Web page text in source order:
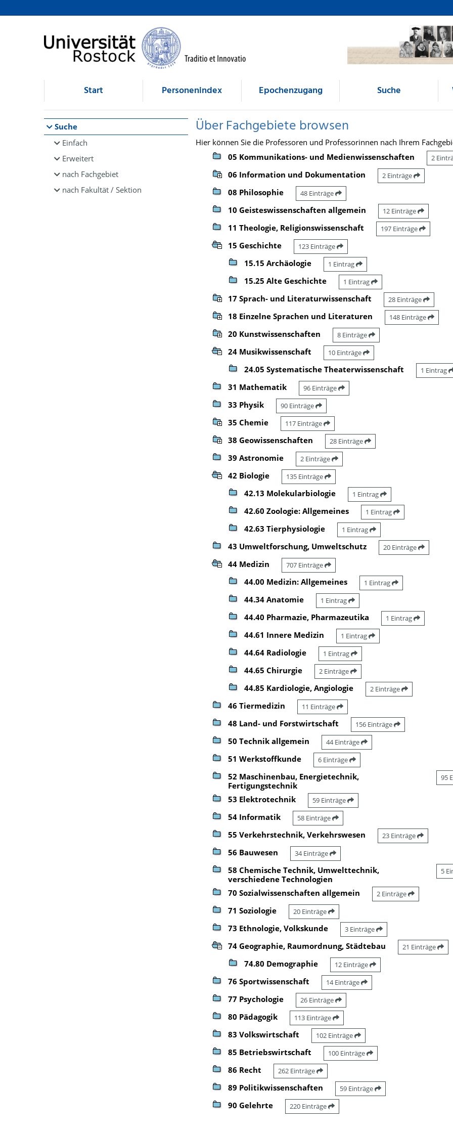
Browsen
direkt zum Inhalt
Start Personenindex Epochenzugang Suche
Suche
Einfach
Erweitert
nach Fachgebiet
nach Fakultät / Sektion
Über Fachgebiete browsen
Hier können Sie die Professoren und Professorinnen nach Ihrem
05 Kommunikations- und Medienwissenschaften
2
06 Information und Dokumentation 2 Einträge
08 Philosophie 48 Einträge
10 Geisteswissenschaften allgemein 12 Einträge
11 Theologie, Religionswissenschaft 197 Einträge
15 Geschichte 123 Einträge
15.15 Archäologie 1 Eintrag
15.25 Alte Geschichte 1 Eintrag
17 Sprach- und Literaturwissenschaft 28 Einträge
18 Einzelne Sprachen und Literaturen 148 Einträge
20 Kunstwissenschaften 8 Einträge
24 Musikwissenschaft 10 Einträge
24.05 Systematische Theaterwissenschaft 1 Eintrag
31 Mathematik 96 Einträge
33 Physik 90 Einträge
35 Chemie 117 Einträge
38 Geowissenschaften 28 Einträge
39 Astronomie 2 Einträge
42 Biologie 135 Einträge
42.13 Molekularbiologie 1 Eintrag
42.60 Zoologie: Allgemeines 1 Eintrag
42.63 Tierphysiologie 1 Eintrag
43 Umweltforschung, Umweltschutz 20 Einträge
44 Medizin 707 Einträge
44.00 Medizin: Allgemeines 1 Eintrag
44.34 Anatomie 1 Eintrag
44.40 Pharmazie, Pharmazeutika 1 Eintrag
44.61 Innere Medizin 1 Eintrag
44.64 Radiologie 1 Eintrag
44.65 Chirurgie 2 Einträge
44.85 Kardiologie, Angiologie 2 Einträge
46 Tiermedizin 11 Einträge
48 Land- und Forstwirtschaft 156 Einträge
50 Technik allgemein 44 Einträge
51 Werkstoffkunde 6 Einträge
52 Maschinenbau, Energietechnik,
Fertigungstechnik
95
53 Elektrotechnik 59 Einträge
54 Informatik 58 Einträge
55 Verkehrstechnik, Verkehrswesen 23 Einträge
56 Bauwesen 34 Einträge
58 Chemische Technik, Umwelttechnik,
verschiedene Technologien
5
70 Sozialwissenschaften allgemein 2 Einträge
71 Soziologie 20 Einträge
73 Ethnologie, Volkskunde 3 Einträge
74 Geographie, Raumordnung, Städtebau 21 Einträge
74.80 Demographie 12 Einträge
76 Sportwissenschaft 14 Einträge
77 Psychologie 26 Einträge
80 Pädagogik 113 Einträge
83 Volkswirtschaft 102 Einträge
85 Betriebswirtschaft 100 Einträge
86 Recht 262 Einträge
89 Politikwissenschaften 59 Einträge
90 Gelehrte 220 Einträge